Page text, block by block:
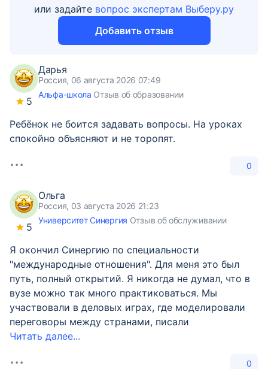
или задайте вопрос экспертам Выберу.ру
Добавить отзыв
5
Дарья
Россия, 06 августа 2026 07:49
Альфа-школа Отзыв об образовании
Ребёнок не боится задавать вопросы. На уроках
спокойно объясняют и не торопят.
0
5
Ольга
Россия, 03 августа 2026 21:23
Университет Синергия Отзыв об обслуживании
Я окончил Синергию по специальности
"международные отношения". Для меня это был
путь, полный открытий. Я никогда не думал, что в
вузе можно так много практиковаться. Мы
участвовали в деловых играх, где моделировали
переговоры между странами, писали
Читать далее...
0